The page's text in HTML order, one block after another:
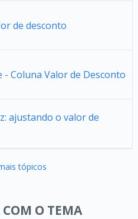
de desconto
Coluna Valor de Desconto
ajustando o valor de
tópicos
O TEMA